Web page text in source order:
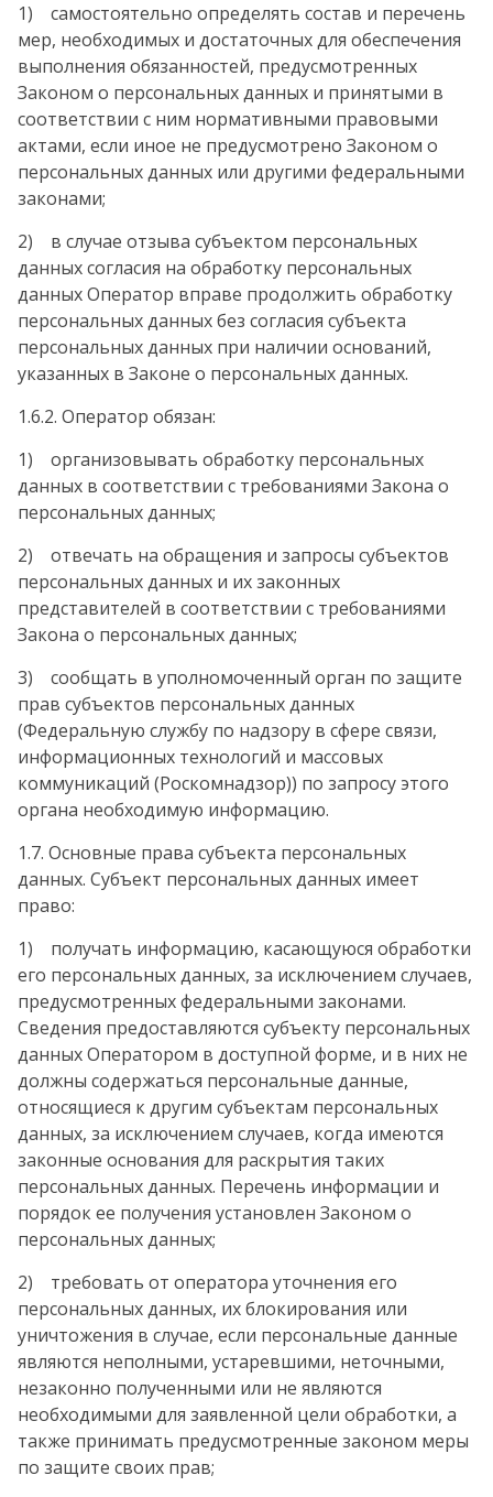
1) самостоятельно определять состав и перечень
мер, необходимых и достаточных для обеспечения
выполнения обязанностей, предусмотренных
Законом о персональных данных и принятыми в
соответствии с ним нормативными правовыми
актами, если иное не предусмотрено Законом о
персональных данных или другими федеральными
законами;
2) в случае отзыва субъектом персональных
данных согласия на обработку персональных
данных Оператор вправе продолжить обработку
персональных данных без согласия субъекта
персональных данных при наличии оснований,
указанных в Законе о персональных данных.
1.6.2. Оператор обязан:
1) организовывать обработку персональных
данных в соответствии с требованиями Закона о
персональных данных;
2) отвечать на обращения и запросы субъектов
персональных данных и их законных
представителей в соответствии с требованиями
Закона о персональных данных;
3) сообщать в уполномоченный орган по защите
прав субъектов персональных данных
(Федеральную службу по надзору в сфере связи,
информационных технологий и массовых
коммуникаций (Роскомнадзор)) по запросу этого
органа необходимую информацию.
1.7. Основные права субъекта персональных
данных. Субъект персональных данных имеет
право:
1) получать информацию, касающуюся обработки
его персональных данных, за исключением случаев,
предусмотренных федеральными законами.
Сведения предоставляются субъекту персональных
данных Оператором в доступной форме, и в них не
должны содержаться персональные данные,
относящиеся к другим субъектам персональных
данных, за исключением случаев, когда имеются
законные основания для раскрытия таких
персональных данных. Перечень информации и
порядок ее получения установлен Законом о
персональных данных;
2) требовать от оператора уточнения его
персональных данных, их блокирования или
уничтожения в случае, если персональные данные
являются неполными, устаревшими, неточными,
незаконно полученными или не являются
необходимыми для заявленной цели обработки, а
также принимать предусмотренные законом меры
по защите своих прав;